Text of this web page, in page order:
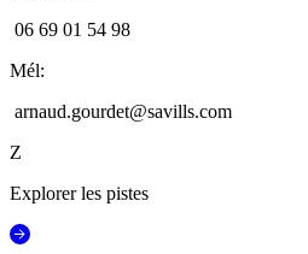
06 69 01 54 98
Mél:
arnaud.gourdet@savills.com
Z
Explorer les pistes